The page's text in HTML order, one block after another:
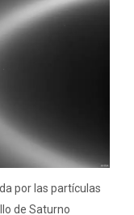
por las partículas
de Saturno